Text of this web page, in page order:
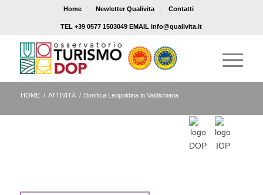
Home Newletter Qualivita Contatti
TEL +39 0577 1503049 EMAIL info@qualivita.it
HOME / ATTIVITÀ / Bonifica Leopoldina in Valdichiana